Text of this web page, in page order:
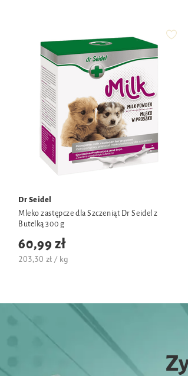
Dr Seidel
Mleko zastępcze dla Szczeniąt Dr Seidel z
Butelką 300 g
60,99 zł
203,30 zł / kg